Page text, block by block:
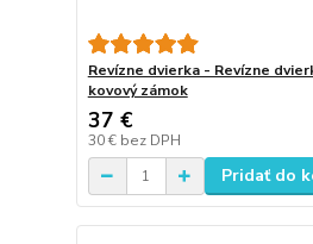
Revízne dvierka - Revízne
kovový zámok
37 €
30 € bez DPH
Pridať do